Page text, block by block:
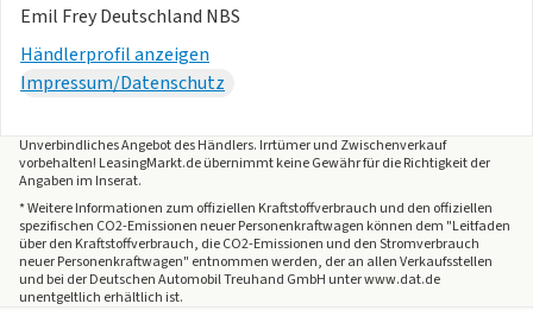
Emil Frey Deutschland NBS
Händlerprofil anzeigen
Impressum/Datenschutz
Unverbindliches Angebot desHändlers. Irrtümer und Zwischenverkauf
vorbehalten! LeasingMarkt.de übernimmt keine Gewähr für die Richtigkeit der
Angaben im Inserat.
* Weitere Informationen zum offiziellen Kraftstoffverbrauch und den offiziellen
spezifischen CO2-Emissionen neuer Personenkraftwagen können dem "Leitfaden
über den Kraftstoffverbrauch, die CO2-Emissionen und den Stromverbrauch
neuer Personenkraftwagen" entnommen werden, der an allen Verkaufsstellen
und bei der Deutschen Automobil Treuhand GmbH unter www.dat.de
unentgeltlich erhältlich ist.